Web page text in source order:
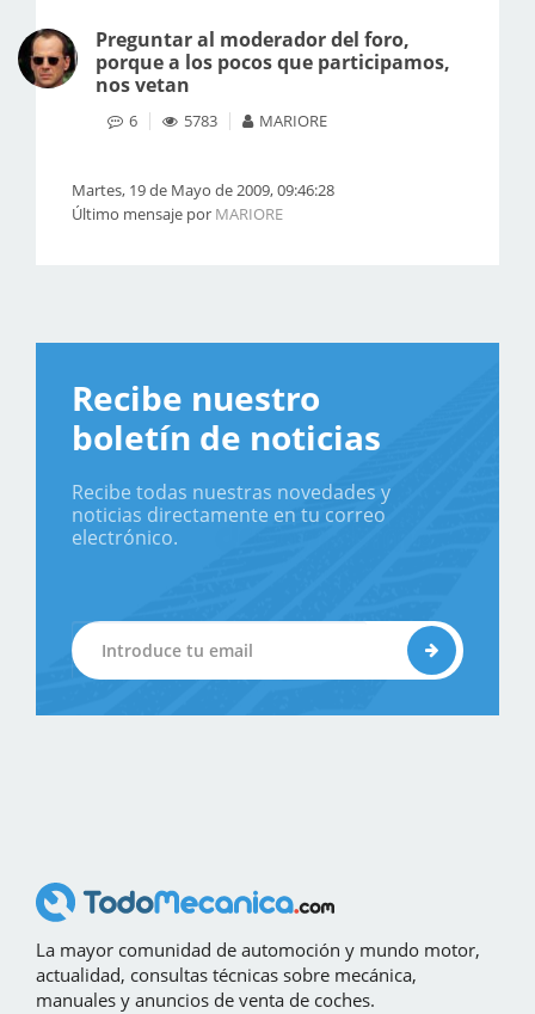
Preguntar al moderador del foro,
porque a los pocos que participamos,
nos vetan
6 5783 MARIORE
Martes, 19 de Mayo de 2009, 09:46:28
Último mensaje por MARIORE
Recibe nuestro
boletín de noticias
Recibe todas nuestras novedades y
noticias directamente en tu correo
electrónico.
La mayor comunidad de automoción y mundo motor,
actualidad, consultas técnicas sobre mecánica,
manuales y anuncios de venta de coches.